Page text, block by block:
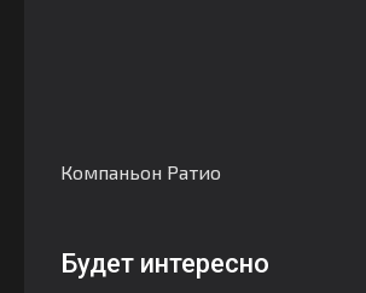
Компаньон Ратио
Будет интересно